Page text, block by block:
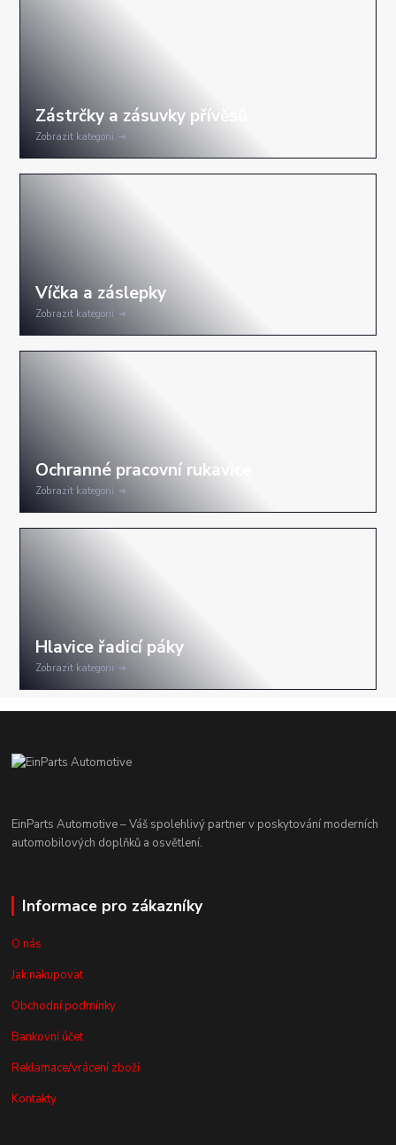
Zobrazit kategorii
Zobrazit kategorii
Zobrazit kategorii
Zobrazit kategorii
EinParts Automotive – Váš spolehlivý partner v poskytování moderních
automobilových doplňků a osvětlení.
Informace pro zákazníky
O nás
Jak nakupovat
Obchodní podmínky
Bankovní účet
Reklamace/vrácení zboží
Kontakty